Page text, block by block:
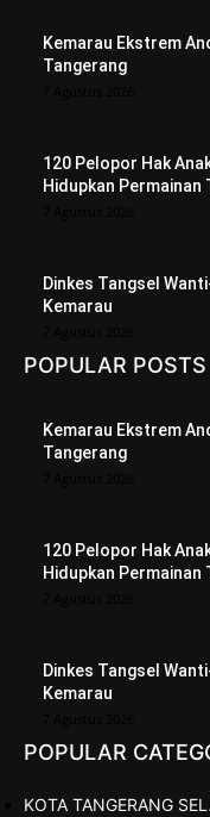
Kemarau Ekstrem
Tangerang
120 Pelopor Hak
Hidupkan Permainan
Dinkes Tangsel
Kemarau
POPULAR POSTS
Kemarau Ekstrem
Tangerang
120 Pelopor Hak
Hidupkan Permainan
Dinkes Tangsel
Kemarau
POPULAR
KOTA TANGERANG